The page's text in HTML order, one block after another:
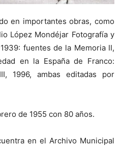
en importantes obras, como
López Mondéjar Fotografía y
fuentes de la Memoria II,
en la España de Franco:
1996, ambas editadas por
de 1955 con 80 años.
en el Archivo Municipal